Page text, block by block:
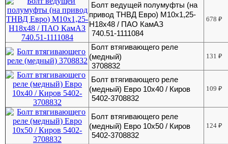
Болт ведущей полумуфты (на
привод ТНВД Евро) М10х1,25-
Н18х48 / ПАО КамАЗ
740.51-1111084
678₽
Болт втягивающего реле
(медный)
3708832
131₽
Болт втягивающего реле
(медный) Евро 10х40 / Киров
5402-3708832
109₽
Болт втягивающего реле
(медный) Евро 10х50 / Киров
5402-3708832
124₽